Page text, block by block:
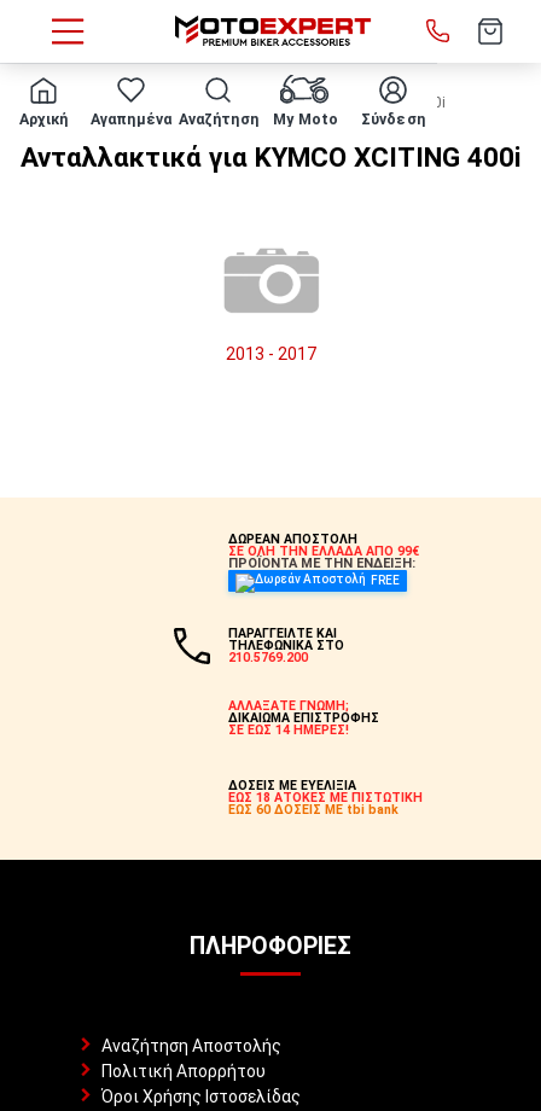
Αρχική Αγαπημένα Αναζήτηση My Moto Σύνδεση
HOME Μάρκα/μοντέλο KYMCO XCITING 400i
Ανταλλακτικά για KYMCO XCITING 400i
2013 - 2017
ΔΩΡΕΑΝ ΑΠΟΣΤΟΛΗ
ΣΕ ΟΛΗ ΤΗΝ ΕΛΛΑΔΑ ΑΠΟ 99€
ΠΡΟΪΟΝΤΑ ΜΕ ΤΗΝ ΕΝΔΕΙΞΗ:
FREE
ΠΑΡΑΓΓΕΙΛΤΕ ΚΑΙ
ΤΗΛΕΦΩΝΙΚΑ ΣΤΟ
210.5769.200
ΑΛΛΑΞΑΤΕ ΓΝΩΜΗ;
ΔΙΚΑΙΩΜΑ ΕΠΙΣΤΡΟΦΗΣ
ΣΕ ΕΩΣ 14 ΗΜΕΡΕΣ!
ΔΟΣΕΙΣ ΜΕ ΕΥΕΛΙΞΙΑ
ΕΩΣ 18 ΑΤΟΚΕΣ ΜΕ ΠΙΣΤΩΤΙΚΗ
ΕΩΣ 60 ΔΟΣΕΙΣ ΜΕ tbi bank
ΠΛΗΡΟΦΟΡΊΕΣ
Αναζήτηση Αποστολής
Πολιτική Απορρήτου
Όροι Χρήσης Ιστοσελίδας